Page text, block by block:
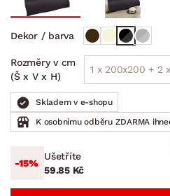
Dekor / barva
Rozměry v cm
(Š x V x H)
1 x 200x200 + 2
Skladem v e-shopu
K osobnímu odběru ZDARMA
-15%
Ušetříte
59.85 Kč